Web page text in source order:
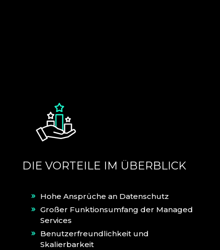
DIE VORTEILE IM ÜBERBLICK
Hohe Ansprüche an Datenschutz
Großer Funktionsumfang der Managed
Services
Benutzerfreundlichkeit und
Skalierbarkeit